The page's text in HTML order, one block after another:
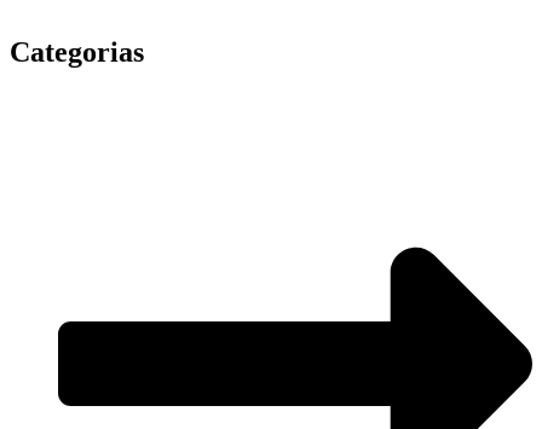
Categorias